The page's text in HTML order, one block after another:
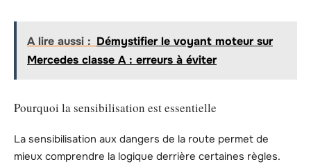
A lire aussi : Démystifier le voyant moteur sur
Mercedes classe A : erreurs à éviter
Pourquoi la sensibilisation est essentielle
La sensibilisation aux dangers de la route permet de
mieux comprendre la logique derrière certaines règles.